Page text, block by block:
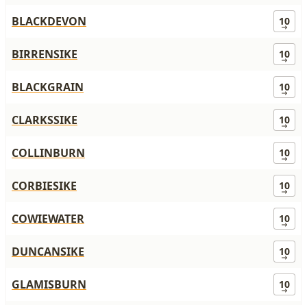
BLACKDEVON 10
BIRRENSIKE 10
BLACKGRAIN 10
CLARKSSIKE 10
COLLINBURN 10
CORBIESIKE 10
COWIEWATER 10
DUNCANSIKE 10
GLAMISBURN 10